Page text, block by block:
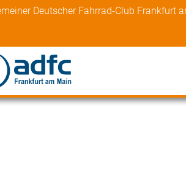
Deutscher Fahrrad-Club Frankfurt